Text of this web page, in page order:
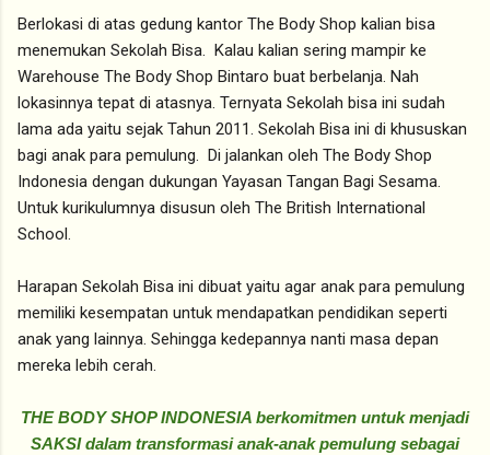
Berlokasi di atas gedung kantor The Body Shop kalian bisa
menemukan Sekolah Bisa. Kalau kalian sering mampir ke
Warehouse The Body Shop Bintaro buat berbelanja. Nah
lokasinnya tepat di atasnya. Ternyata Sekolah bisa ini sudah
lama ada yaitu sejak Tahun 2011. Sekolah Bisa ini di khususkan
bagi anak para pemulung. Di jalankan oleh The Body Shop
Indonesia dengan dukungan Yayasan Tangan Bagi Sesama.
Untuk kurikulumnya disusun oleh The British International
School.
Harapan Sekolah Bisa ini dibuat yaitu agar anak para pemulung
memiliki kesempatan untuk mendapatkan pendidikan seperti
anak yang lainnya. Sehingga kedepannya nanti masa depan
mereka lebih cerah.
THE BODY SHOP INDONESIA berkomitmen untuk menjadi
SAKSI dalam transformasi anak-anak pemulung sebagai